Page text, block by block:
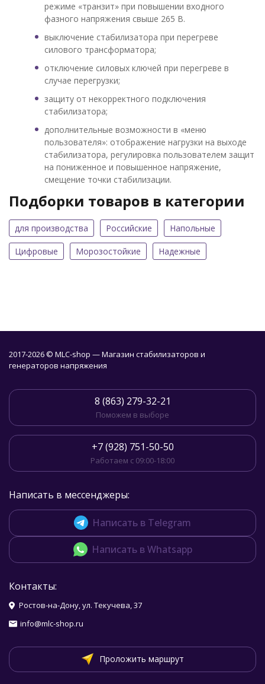
режиме «транзит» при повышении входного
фазного напряжения свыше 265 В.
выключение стабилизатора при перегреве
силового трансформатора;
отключение силовых ключей при перегреве в
случае перегрузки;
защиту от некорректного подключения
стабилизатора;
дополнительные возможности в «меню
пользователя»: отображение нагрузки на выходе
стабилизатора, регулировка пользователем защит
на пониженное и повышенное напряжение,
смещение точки стабилизации.
Подборки товаров в категории
для производства Российские Напольные
Цифровые Морозостойкие Надежные
2017-2026 © MLC-shop — Магазин стабилизаторов и
генераторов напряжения
8 (863) 279-32-21
Поможем в выборе
+7 (928) 751-50-50
Работаем с 09:00-18:00
Написать в мессенджеры:
Написать в Telegram
Написать в Whatsapp
Контакты:
Ростов-на-Дону, ул. Текучева, 37
info@mlc-shop.ru
Проложить маршрут